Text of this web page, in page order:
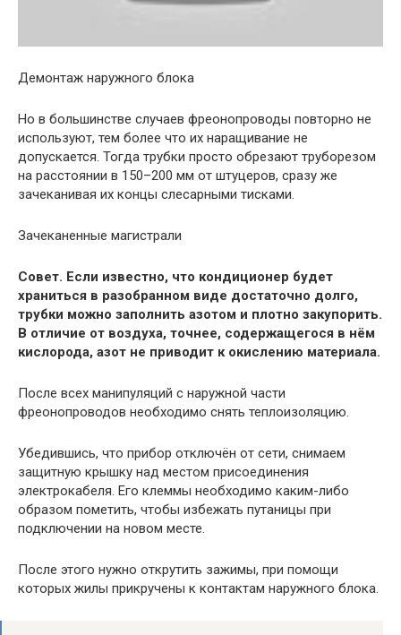
Демонтаж наружного блока
Но в большинстве случаев фреонопроводы повторно не
используют, тем более что их наращивание не
допускается. Тогда трубки просто обрезают труборезом
на расстоянии в 150–200 мм от штуцеров, сразу же
зачеканивая их концы слесарными тисками.
Зачеканенные магистрали
Совет. Если известно, что кондиционер будет
храниться в разобранном виде достаточно долго,
трубки можно заполнить азотом и плотно закупорить.
В отличие от воздуха, точнее, содержащегося в нём
кислорода, азот не приводит к окислению материала.
После всех манипуляций с наружной части
фреонопроводов необходимо снять теплоизоляцию.
Убедившись, что прибор отключён от сети, снимаем
защитную крышку над местом присоединения
электрокабеля. Его клеммы необходимо каким-либо
образом пометить, чтобы избежать путаницы при
подключении на новом месте.
После этого нужно открутить зажимы, при помощи
которых жилы прикручены к контактам наружного блока.